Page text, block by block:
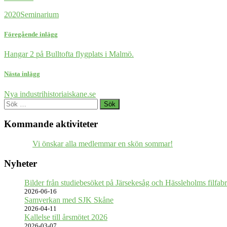
2020Seminarium
Föregående inlägg
Hangar 2 på Bulltofta flygplats i Malmö.
Nästa inlägg
Nya industrihistoriaiskane.se
Sök
efter:
Kommande aktiviteter
Vi önskar alla medlemmar en skön sommar!
Nyheter
Bilder från studiebesöket på Järsekesåg och Hässleholms
2026-06-16
Samverkan med SJK Skåne
2026-04-11
Kallelse till årsmötet 2026